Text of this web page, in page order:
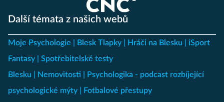
Další témata z našich webů
Moje Psychologie Blesk Tlapky Hráči na Blesku
iSport
Fantasy
Spotřebitelské testy
Blesku
Nemovitosti
Psychologika - podcast rozbíjející
psychologické mýty
Fotbalové přestupy